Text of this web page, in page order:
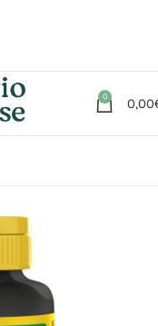
0 0,00